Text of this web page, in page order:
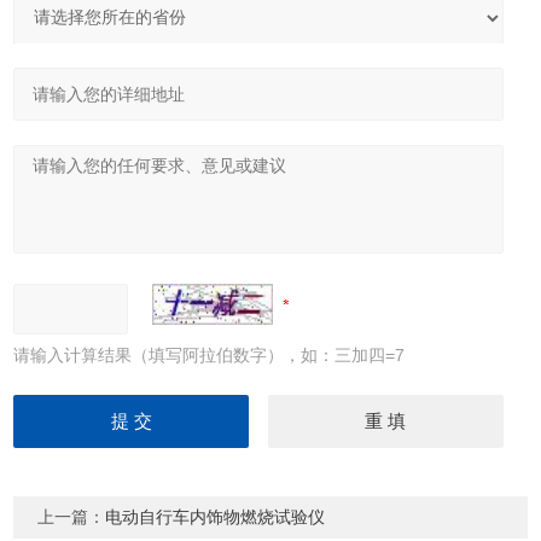
请输入计算结果（填写阿拉伯数字），如：三加四=7
上一篇： 电动自行车内饰物燃烧试验仪